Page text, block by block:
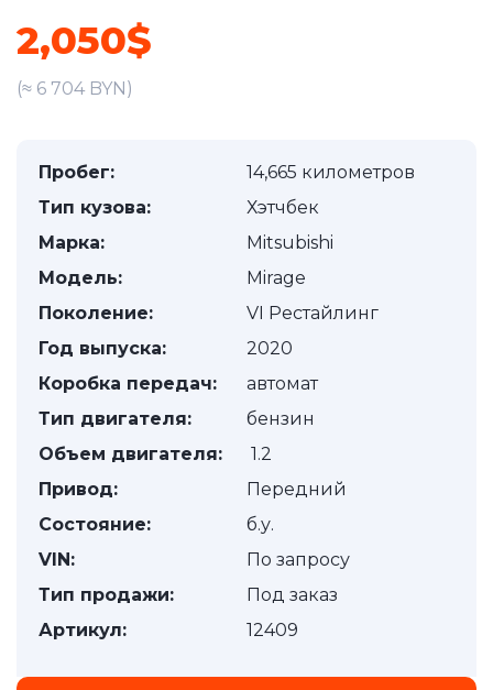
2,050$
(≈ 6 704 BYN)
Пробег:
14,665 километров
Тип кузова:
Хэтчбек
Марка:
Mitsubishi
Модель:
Mirage
Поколение:
VI Рестайлинг
Год выпуска:
2020
Коробка передач:
автомат
Тип двигателя:
бензин
Объем двигателя:
1.2
Привод:
Передний
Состояние:
б.у.
VIN:
По запросу
Тип продажи:
Под заказ
Артикул:
12409